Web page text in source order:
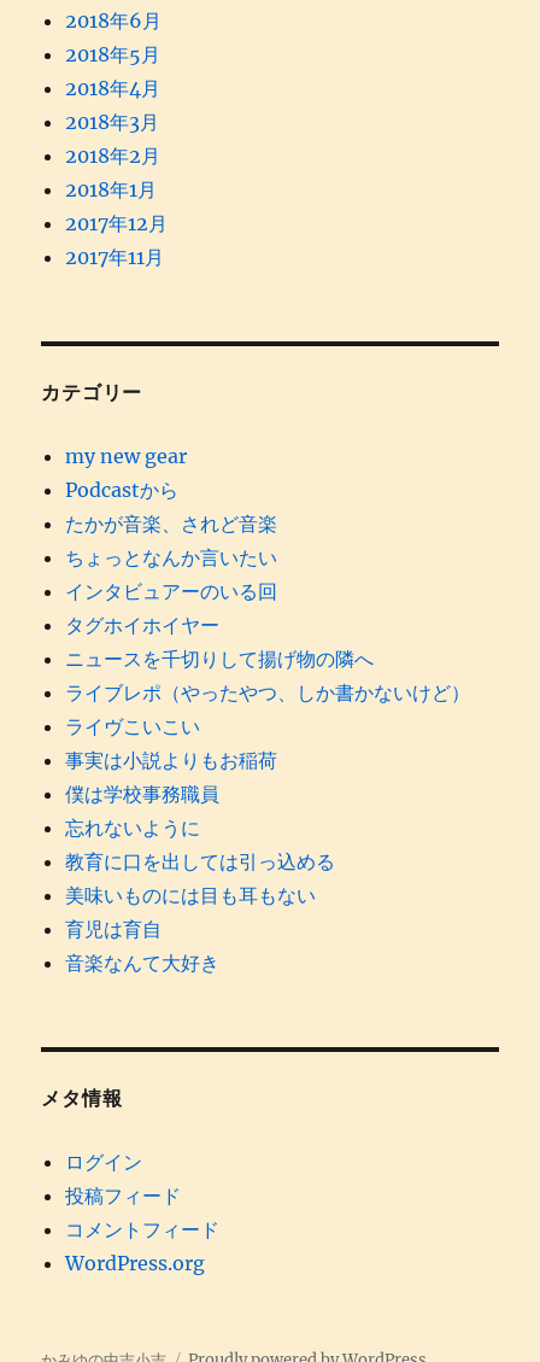
2018年6月
2018年5月
2018年4月
2018年3月
2018年2月
2018年1月
2017年12月
2017年11月
カテゴリー
my new gear
Podcastから
たかが音楽、されど音楽
ちょっとなんか言いたい
インタビュアーのいる回
タグホイホイヤー
ニュースを千切りして揚げ物の隣へ
ライブレポ（やったやつ、しか書かないけど）
ライヴこいこい
事実は小説よりもお稲荷
僕は学校事務職員
忘れないように
教育に口を出しては引っ込める
美味いものには目も耳もない
育児は育自
音楽なんて大好き
メタ情報
ログイン
投稿フィード
コメントフィード
WordPress.org